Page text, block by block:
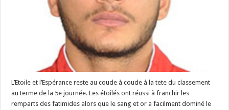
L’Etoile et l’Espérance reste au coude à coude à la tete du classement
au terme de la 5e journée. Les étoilés ont réussi à franchir les
remparts des fatimides alors que le sang et or a facilment dominé le